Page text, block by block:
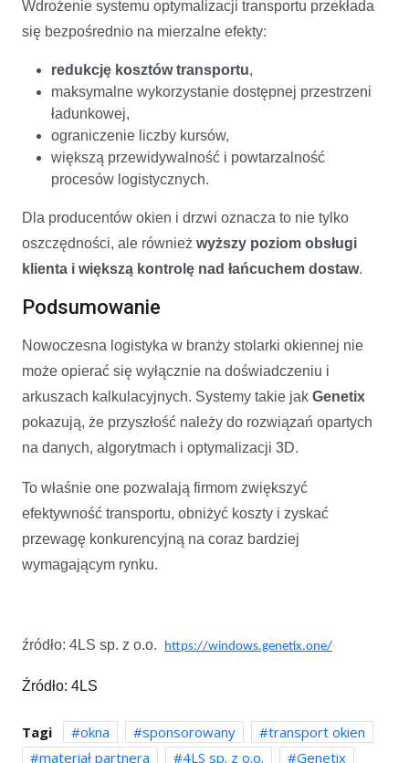
Wdrożenie systemu optymalizacji transportu przekłada
się bezpośrednio na mierzalne efekty:
redukcję kosztów transportu,
maksymalne wykorzystanie dostępnej przestrzeni
ładunkowej,
ograniczenie liczby kursów,
większą przewidywalność i powtarzalność
procesów logistycznych.
Dla producentów okien i drzwi oznacza to nie tylko
oszczędności, ale również wyższy poziom obsługi
klienta i większą kontrolę nad łańcuchem dostaw.
Podsumowanie
Nowoczesna logistyka w branży stolarki okiennej nie
może opierać się wyłącznie na doświadczeniu i
arkuszach kalkulacyjnych. Systemy takie jak Genetix
pokazują, że przyszłość należy do rozwiązań opartych
na danych, algorytmach i optymalizacji 3D.
To właśnie one pozwalają firmom zwiększyć
efektywność transportu, obniżyć koszty i zyskać
przewagę konkurencyjną na coraz bardziej
wymagającym rynku.
źródło: 4LS sp. z o.o. https://windows.genetix.one/
Źródło: 4LS
Tagi okna sponsorowany
transport okien
materiał partnera
4LS sp. z o.o. Genetix